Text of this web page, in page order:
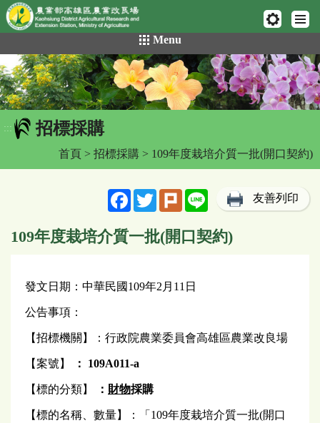
網頁置頂
到
主
要
內
容
區
Menu
::: 招標採購
首頁 > 招標採購 > 109年度栽培介質一批(開口契約)
FacebookTwitterPlurk Line 友善列印
109年度栽培介質一批(開口契約)
發文日期：中華民國109年2月11日
公告事項：
【招標機關】：行政院農業委員會高雄區農業改良場
【案號】 ： 109A011-a
【標的分類】 ： 財物採購
【標的名稱、數量】：「109年度栽培介質一批(開口